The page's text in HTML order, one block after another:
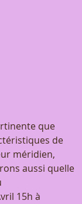
que
de
méridien,
aussi quelle
15h à